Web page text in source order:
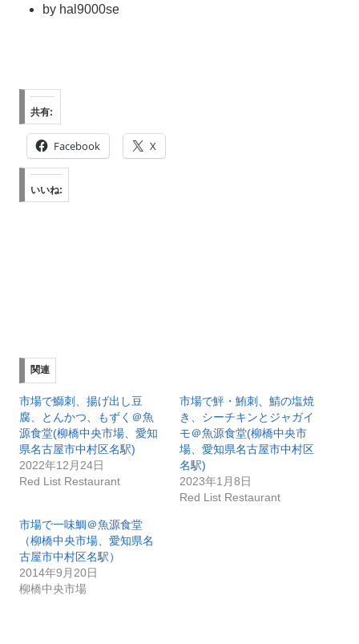
by hal9000se
共有:
Facebook X
いいね:
関連
市場で鰤刺、揚げ出し豆
腐、とんかつ、もずく＠魚
源食堂(柳橋中央市場、愛知
県名古屋市中村区名駅)
2022年12月24日
Red List Restaurant
市場で鮃・鮪刺、鯖の塩焼
き、シーチキンとジャガイ
モ＠魚源食堂(柳橋中央市
場、愛知県名古屋市中村区
名駅)
2023年1月8日
Red List Restaurant
市場で一味鯛＠魚源食堂
（柳橋中央市場、愛知県名
古屋市中村区名駅）
2014年9月20日
柳橋中央市場